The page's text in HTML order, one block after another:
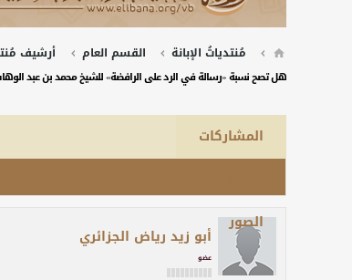
مُنتدياتُ الإبانة القسم العام أرشيف
هل تصح نسبة «رسالة في الرد على الرافضة» للشيخ محمد بن عبد
المشاركات
الصور
أبو زيد رياض الجزائري
عضو